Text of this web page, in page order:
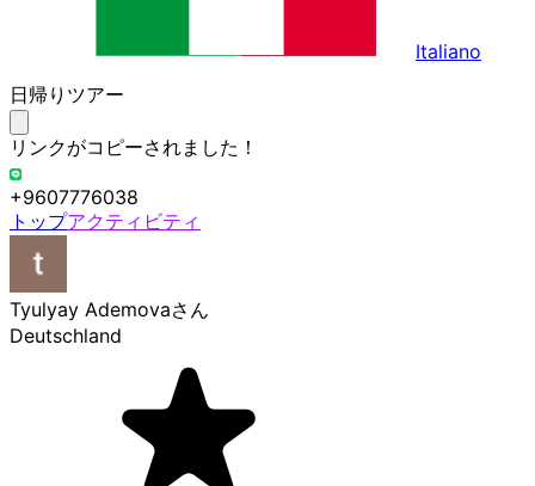
Italiano
日帰りツアー
リンクがコピーされました！
+9607776038
トップアクティビティ
Tyulyay Ademovaさん
Deutschland